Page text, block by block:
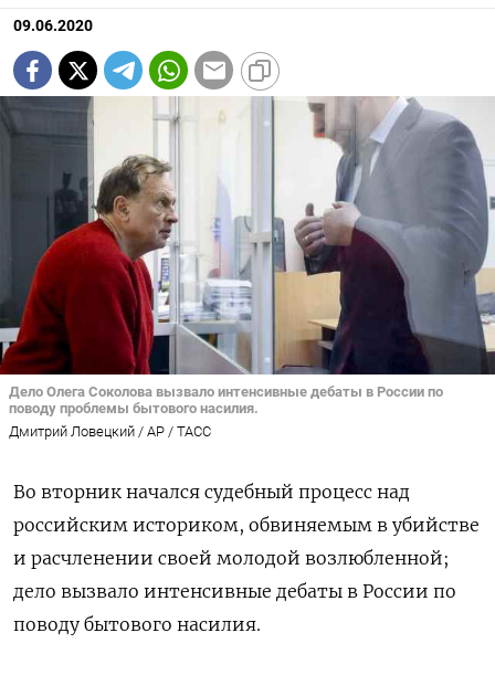
09.06.2020
Дело Олега Соколова вызвало интенсивные дебаты в России по
поводу проблемы бытового насилия.
Дмитрий Ловецкий / AP / ТАСС
Во вторник начался судебный процесс над
российским историком, обвиняемым в убийстве
и расчленении своей молодой возлюбленной;
дело вызвало интенсивные дебаты в России по
поводу бытового насилия.